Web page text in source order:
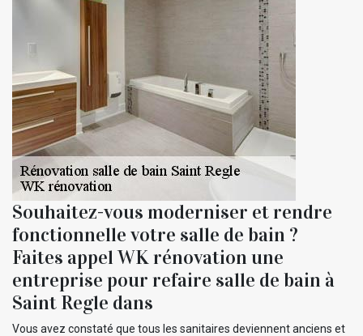
Souhaitez-vous moderniser et rendre
fonctionnelle votre salle de bain ?
Faites appel WK rénovation une
entreprise pour refaire salle de bain à
Saint Regle dans
Vous avez constaté que tous les sanitaires deviennent anciens et